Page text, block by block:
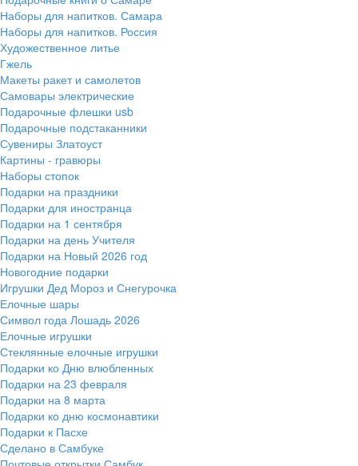
Наборы для напитков. Самара
Наборы для напитков. Россия
Художественное литье
Гжель
Макеты ракет и самолетов
Самовары электрические
Подарочные флешки usb
Подарочные подстаканники
Сувениры Златоуст
Картины - гравюры
Наборы стопок
Подарки на праздники
Подарки для иностранца
Подарки на 1 сентября
Подарки на день Учителя
Подарки на Новый 2026 год
Новогодние подарки
Игрушки Дед Мороз и Снегурочка
Елочные шары
Символ года Лошадь 2026
Елочные игрушки
Стеклянные елочные игрушки
Подарки ко Дню влюбленных
Подарки на 23 февраля
Подарки на 8 марта
Подарки ко дню космонавтики
Подарки к Пасхе
Сделано в Самбуке